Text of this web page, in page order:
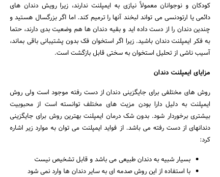
کودکان و نوجوانان معمولاً نیازی به ایمپلنت ندارند، زیرا رویش دندان های
دائمی یا ارتودنسی می تواند لبخند آنها را ترمیم کند. اما اگر بزرگسال هستید و
چندین دندان را از دست داده اید و بقیه دندان ها هم وضعیت بدی دارند، حتما
به فکر ایمپلنت دندان باشید. زیرا اگر استخوان فک بدون پشتیبانی باقی بماند،
آسیب ناشی از تحلیل استخوان به سختی قابل بازگشت است.
مزایای ایمپلنت دندان
روش های مختلفی برای جایگزینی دندان از دست رفته موجود است ولی روش
ایمپلنت به دلیل دارا بودن مزیت های مختلف توانسته است از محبوبیت
بیشتری برخوردار شود. بدون شک درمان ایمپلنت بهترین روش برای جایگزینی
دندانهای از دست رفته می باشد. از فواید ایمپلنت می توان به موارد زیر اشاره
کرد:
بسیار شبیه به دندان طبیعی می باشد و قابل تشخیص نیست
با استفاده از این روش صدمه ای به سایر دندان ها وارد نمی شود